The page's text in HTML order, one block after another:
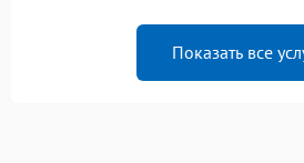
Показать все